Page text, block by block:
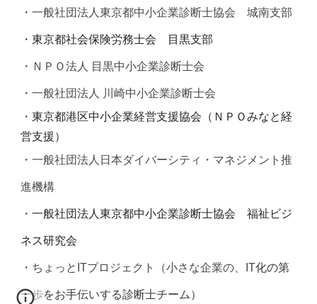
・一般社団法人東京都中小企業診断士協会 城南支部
・東京都社会保険労務士会 目黒支部
・ ＮＰＯ法人 目黒中小企業診断士会
・一般社団法人 川崎中小企業診断士会
・東京都港区中小企業経営支援協会（ＮＰＯみなと経
営支援）
・一般社団法人日本ダイバーシティ・マネジメント推
進機構
・一般社団法人東京都中小企業診断士協会 福祉ビジ
ネス研究会
・ちょっとITプロジェクト（小さな企業の、IT化の第
一歩をお手伝いする診断士チーム）